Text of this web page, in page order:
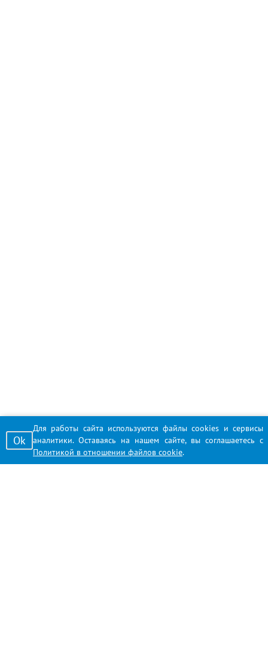
Для работы сайта используются файлы cookies и сервисы
аналитики. Оставаясь на нашем сайте, вы соглашаетесь с
Политикой в отношении файлов cookie.
Ok